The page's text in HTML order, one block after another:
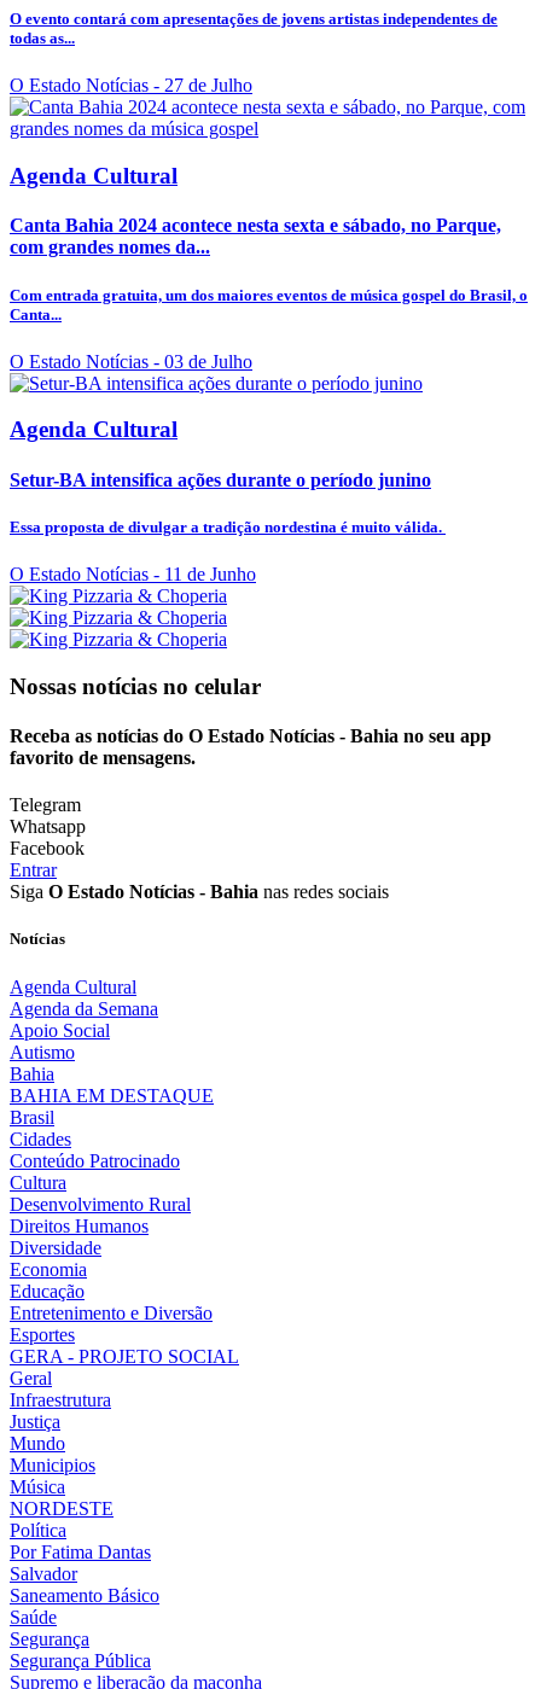
O evento contará com apresentações de jovens artistas independentes de
todas as...
O Estado Notícias - 27 de Julho
Agenda Cultural
Canta Bahia 2024 acontece nesta sexta e sábado, no Parque,
com grandes nomes da...
Com entrada gratuita, um dos maiores eventos de música gospel do Brasil, o
Canta...
O Estado Notícias - 03 de Julho
Agenda Cultural
Setur-BA intensifica ações durante o período junino
Essa proposta de divulgar a tradição nordestina é muito válida.
O Estado Notícias - 11 de Junho
Nossas notícias no celular
Receba as notícias do O Estado Notícias - Bahia no seu app
favorito de mensagens.
Telegram
Whatsapp
Facebook
Entrar
Siga O Estado Notícias - Bahia nas redes sociais
Notícias
Agenda Cultural
Agenda da Semana
Apoio Social
Autismo
Bahia
BAHIA EM DESTAQUE
Brasil
Cidades
Conteúdo Patrocinado
Cultura
Desenvolvimento Rural
Direitos Humanos
Diversidade
Economia
Educação
Entretenimento e Diversão
Esportes
GERA - PROJETO SOCIAL
Geral
Infraestrutura
Justiça
Mundo
Municipios
Música
NORDESTE
Política
Por Fatima Dantas
Salvador
Saneamento Básico
Saúde
Segurança
Segurança Pública
Supremo e liberação da maconha